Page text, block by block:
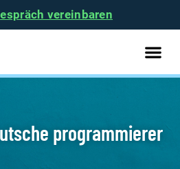
vereinbaren
programmierer